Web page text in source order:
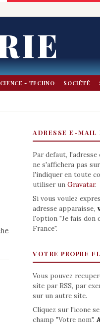
- TECHNO SOCIÉTÉ
ADRESSE E-
Par defaut,
ne s'affichera pas
l'indiquer en toute
utiliser un Gravatar.
Si vous voulez
adresse apparaisse,
l'option "Je fais don
France".
VOTRE PROPRE
Vous pouvez
site par RSS, par
sur un autre site.
Cliquez sur l'icone
champ "Votre nom".